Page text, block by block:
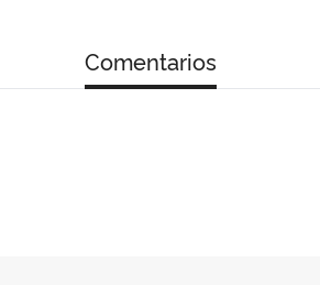
Comentarios